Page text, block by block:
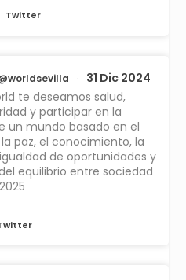
Twitter
·
31 Dic 2024
te deseamos salud,
y participar en la
un mundo basado en el
paz, el conocimiento, la
de oportunidades y
equilibrio entre sociedad